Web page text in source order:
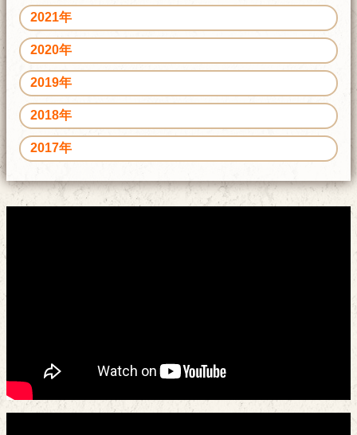
2021年
2020年
2019年
2018年
2017年